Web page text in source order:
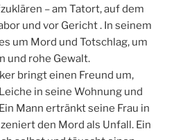
– am Tatort, auf dem
und vor Gericht . In seinem
um Mord und Totschlag, um
und rohe Gewalt.
bringt einen Freund um,
in seine Wohnung und
Mann ertränkt seine Frau in
den Mord als Unfall. Ein